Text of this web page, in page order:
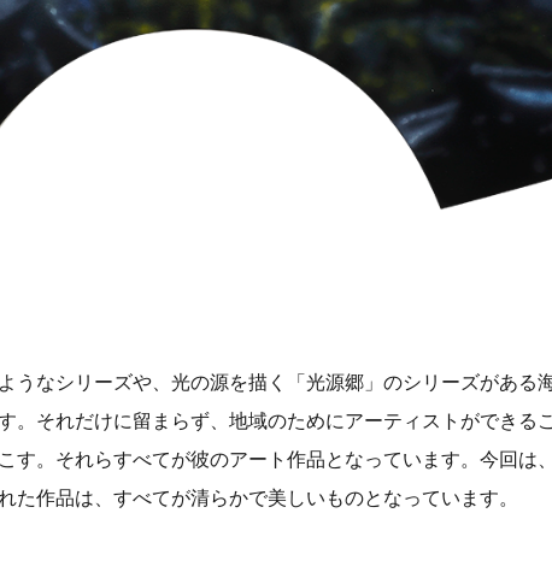
うなシリーズや、光の源を描く「光源郷」のシリーズがある
。それだけに留まらず、地域のためにアーティストができる
す。それらすべてが彼のアート作品となっています。今回は
作品は、すべてが清らかで美しいものとなっています。